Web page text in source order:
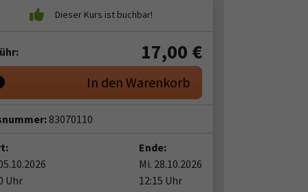
17,00 €
In den Warenkorb
83070110
Uhr
Ende:
Mi. 28.10.2026
12:15 Uhr